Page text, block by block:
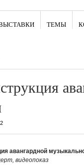
ТЕМЫ
авангардной
видеопоказ